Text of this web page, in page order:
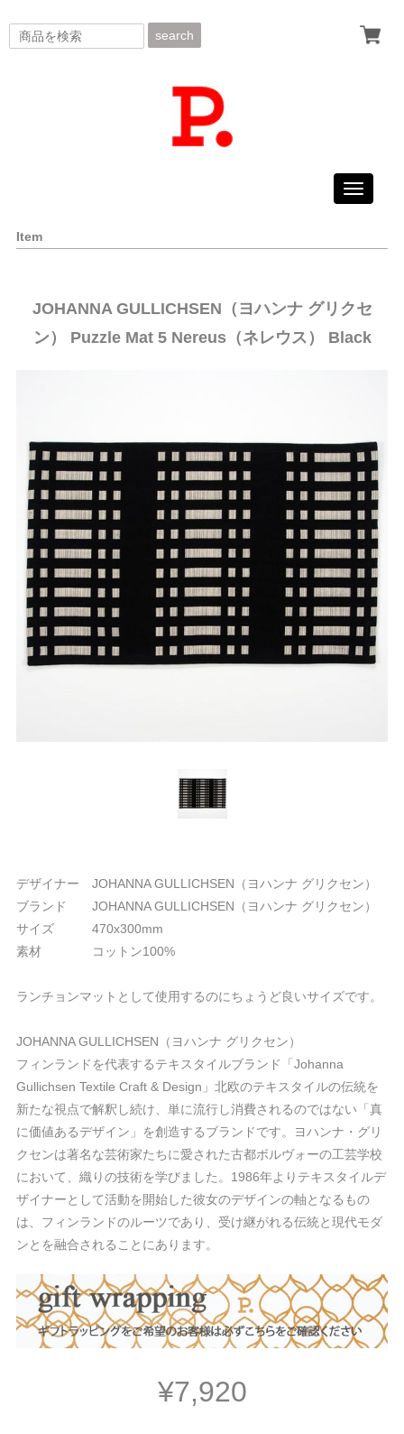
search
Toggle
Item
JOHANNA GULLICHSEN（ヨハンナ グリクセ
ン） Puzzle Mat 5 Nereus（ネレウス） Black
デザイナー JOHANNA GULLICHSEN（ヨハンナ グリクセン）
ブランド JOHANNA GULLICHSEN（ヨハンナ グリクセン）
サイズ 470x300mm
素材 コットン100%
ランチョンマットとして使用するのにちょうど良いサイズです。
JOHANNA GULLICHSEN（ヨハンナ グリクセン）
フィンランドを代表するテキスタイルブランド「Johanna
Gullichsen Textile Craft & Design」北欧のテキスタイルの伝統を
新たな視点で解釈し続け、単に流行し消費されるのではない「真
に価値あるデザイン」を創造するブランドです。ヨハンナ・グリ
クセンは著名な芸術家たちに愛された古都ボルヴォーの工芸学校
において、織りの技術を学びました。1986年よりテキスタイルデ
ザイナーとして活動を開始した彼女のデザインの軸となるもの
は、フィンランドのルーツであり、受け継がれる伝統と現代モダ
ンとを融合されることにあります。
¥7,920